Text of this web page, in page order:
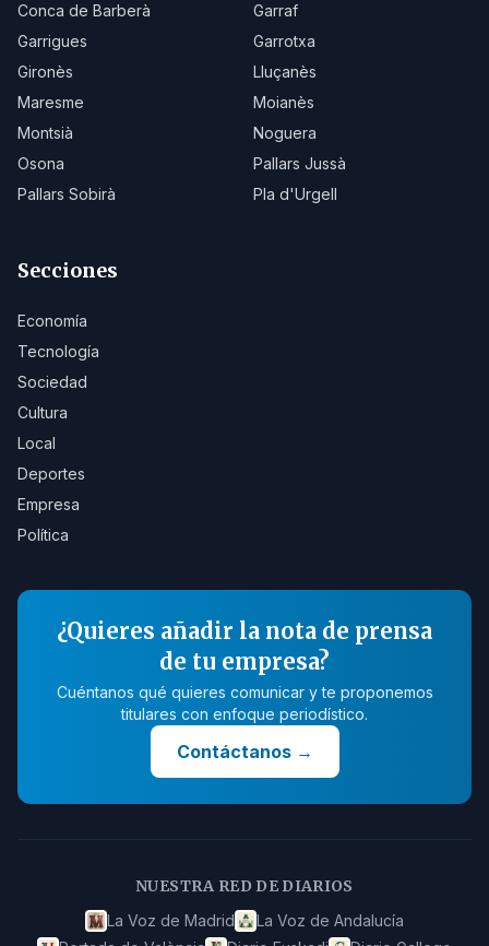
Conca de Barberà
Garraf
Garrigues
Garrotxa
Gironès
Lluçanès
Maresme
Moianès
Montsià
Noguera
Osona
Pallars Jussà
Pallars Sobirà
Pla d'Urgell
Secciones
Economía
Tecnología
Sociedad
Cultura
Local
Deportes
Empresa
Política
¿Quieres añadir la nota de prensa
de tu empresa?
Cuéntanos qué quieres comunicar y te proponemos
titulares con enfoque periodístico.
Contáctanos→
NUESTRA RED DE DIARIOS
La Voz de Madrid
La Voz de Andalucía